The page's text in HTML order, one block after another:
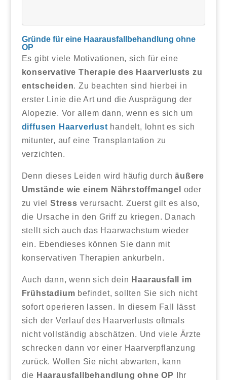
Gründe für eine Haarausfallbehandlung ohne
OP
Es gibt viele Motivationen, sich für eine
konservative Therapie des Haarverlusts zu
entscheiden. Zu beachten sind hierbei in
erster Linie die Art und die Ausprägung der
Alopezie. Vor allem dann, wenn es sich um
diffusen Haarverlust handelt, lohnt es sich
mitunter, auf eine Transplantation zu
verzichten.
Denn dieses Leiden wird häufig durchäußere
Umstände wie einem Nährstoffmangel
oder
zu viel Stress verursacht. Zuerst gilt es also,
die Ursache in den Griff zu kriegen. Danach
stellt sich auch das Haarwachstum wieder
ein. Ebendieses können Sie dann mit
konservativen Therapien ankurbeln.
Auch dann, wenn sich dein Haarausfall im
Frühstadium befindet, sollten Sie sich nicht
sofort operieren lassen. In diesem Fall lässt
sich der Verlauf des Haarverlusts oftmals
nicht vollständig abschätzen. Und viele Ärzte
schrecken dann vor einer Haarverpflanzung
zurück. Wollen Sie nicht abwarten, kann
die Haarausfallbehandlung ohne OP
Ihr